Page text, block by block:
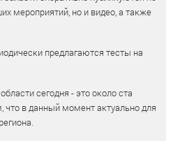
мероприятий, но и видео, а также
предлагаются тесты на
сегодня - это около ста
что в данный момент актуально для